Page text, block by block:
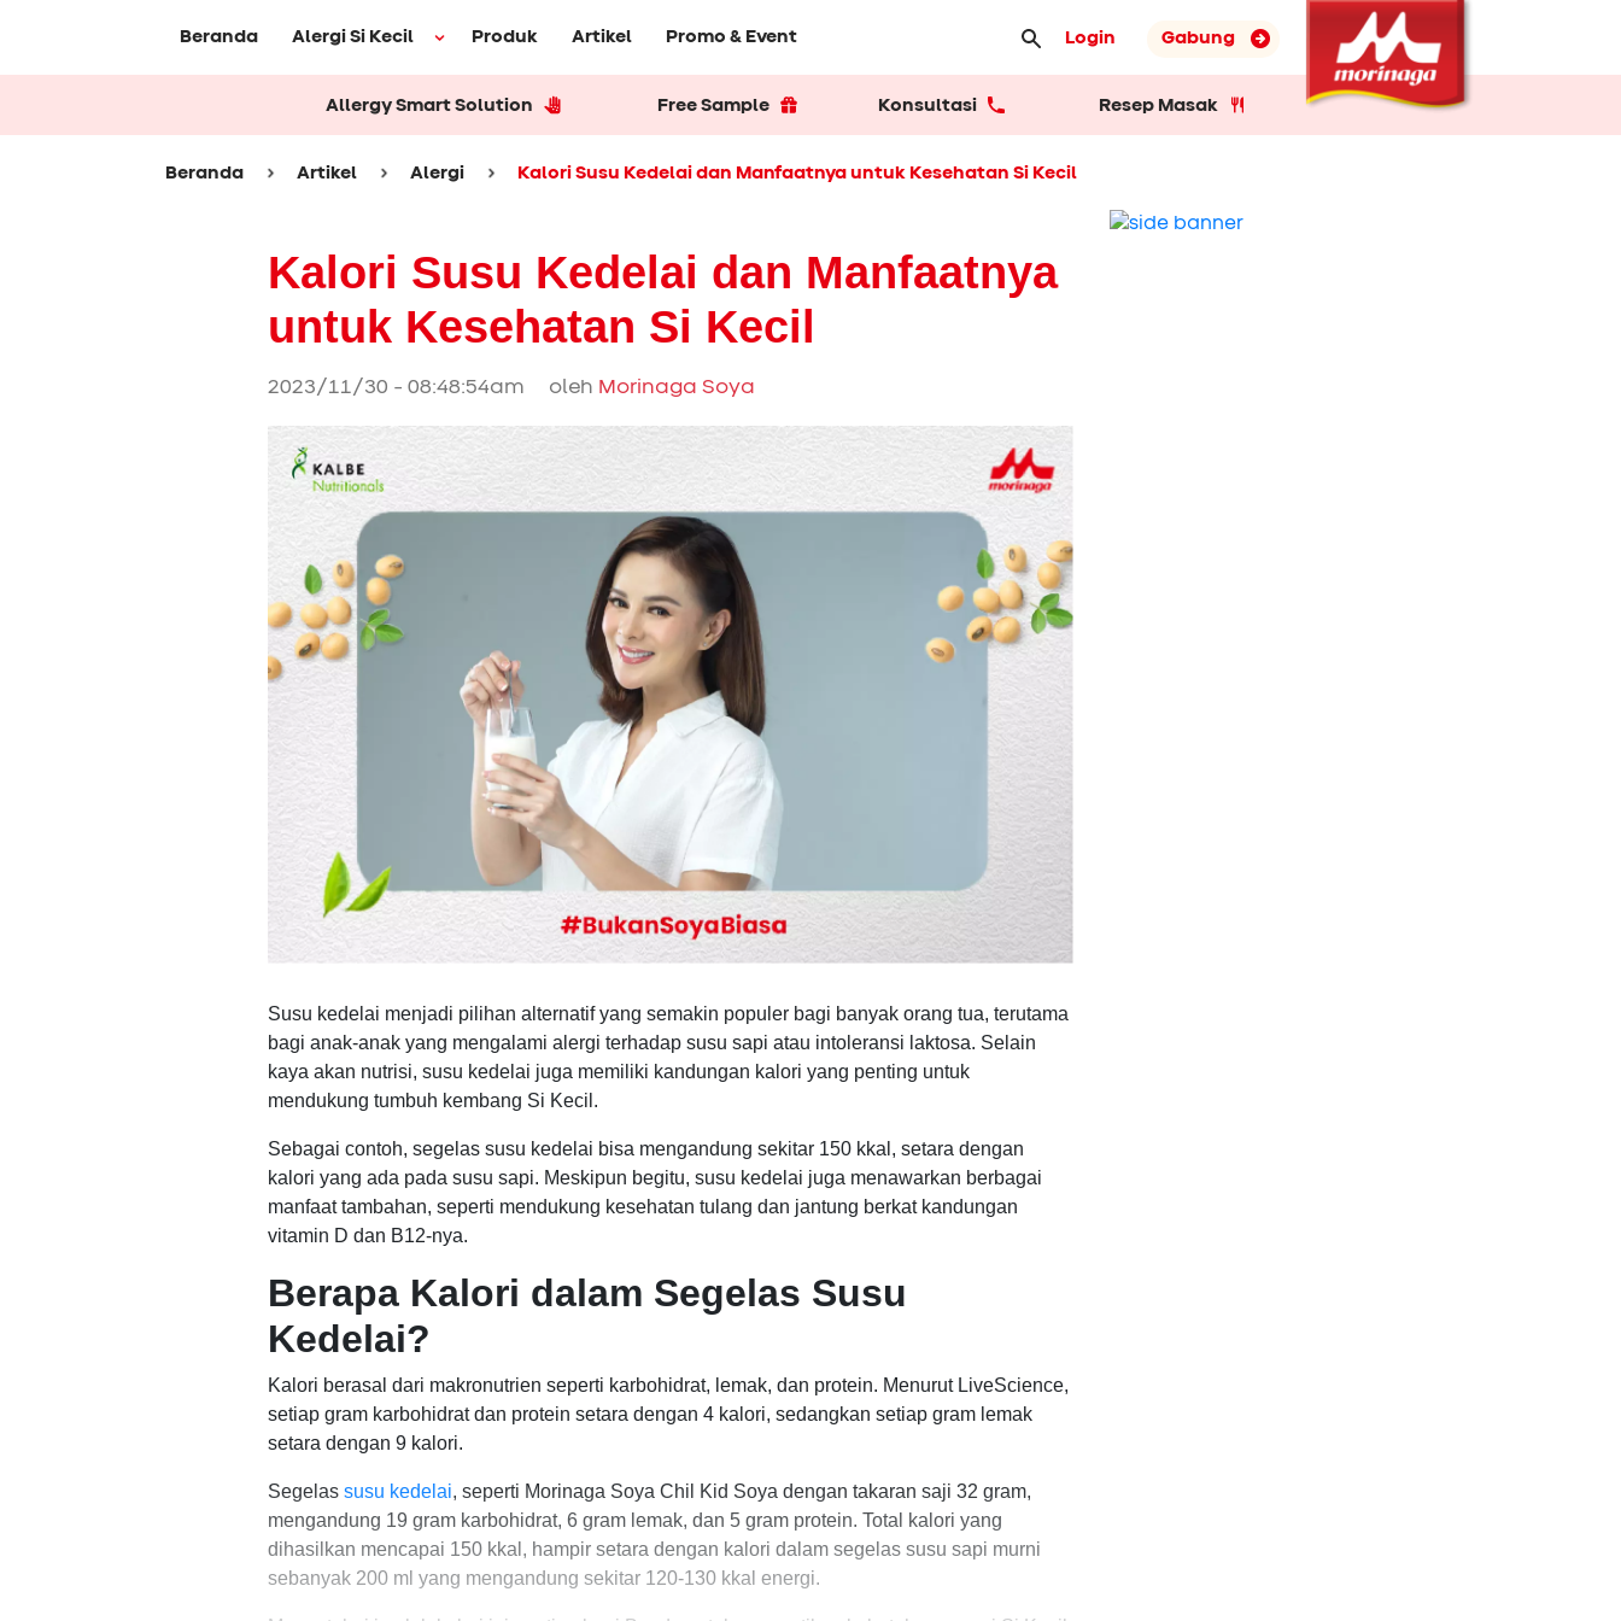
Beranda Alergi Si Kecil Produk Artikel Promo & Event Login Gabung
Allergy Smart Solution Free Sample Konsultasi Resep Masak
Beranda Artikel Alergi Kalori Susu Kedelai dan Manfaatnya untuk Kesehatan Si Kecil
Kalori Susu Kedelai dan Manfaatnya
untuk Kesehatan Si Kecil
2023/11/30 - 08:48:54am oleh Morinaga Soya
Susu kedelai menjadi pilihan alternatif yang semakin populer bagi banyak orang tua, terutama
bagi anak-anak yang mengalami alergi terhadap susu sapi atau intoleransi laktosa. Selain
kaya akan nutrisi, susu kedelai juga memiliki kandungan kalori yang penting untuk
mendukung tumbuh kembang Si Kecil.
Sebagai contoh, segelas susu kedelai bisa mengandung sekitar 150 kkal, setara dengan
kalori yang ada pada susu sapi. Meskipun begitu, susu kedelai juga menawarkan berbagai
manfaat tambahan, seperti mendukung kesehatan tulang dan jantung berkat kandungan
vitamin D dan B12-nya.
Berapa Kalori dalam Segelas Susu
Kedelai?
Kalori berasal dari makronutrien seperti karbohidrat, lemak, dan protein. Menurut LiveScience,
setiap gram karbohidrat dan protein setara dengan 4 kalori, sedangkan setiap gram lemak
setara dengan 9 kalori.
Segelas susu kedelai, seperti Morinaga Soya Chil Kid Soya dengan takaran saji 32 gram,
mengandung 19 gram karbohidrat, 6 gram lemak, dan 5 gram protein. Total kalori yang
dihasilkan mencapai 150 kkal, hampir setara dengan kalori dalam segelas susu sapi murni
sebanyak 200 ml yang mengandung sekitar 120-130 kkal energi.